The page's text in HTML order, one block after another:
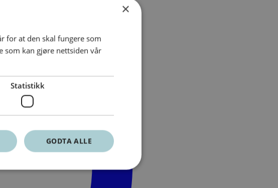
×
for at den skal fungere som
som kan gjøre nettsiden vår
Statistikk
GODTA ALLE